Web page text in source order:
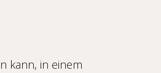
kann, in einem